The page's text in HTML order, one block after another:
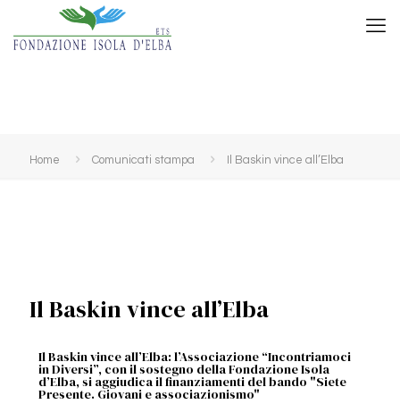
Home Comunicati stampa Il Baskin vince all’Elba
Il Baskin vince all’Elba
Il Baskin vince all’Elba: l’Associazione “Incontriamoci
in Diversi”, con il sostegno della Fondazione Isola
d’Elba, si aggiudica il finanziamenti del bando "Siete
Presente. Giovani e associazionismo"